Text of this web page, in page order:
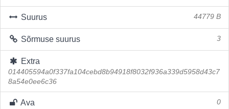
Suurus 44779 B
Sõrmuse suurus 3
Extra
014405594a0f337fa104cebd8b94918f8032f936a339d5958d43c7
8a54e0ee6c36
Ava 0